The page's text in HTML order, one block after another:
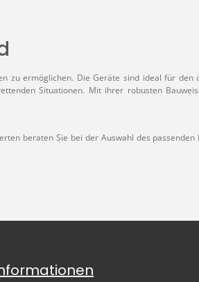
zu ermöglichen. Die Geräte sind ideal für
Situationen. Mit ihrer robusten
beraten Sie bei der Auswahl des